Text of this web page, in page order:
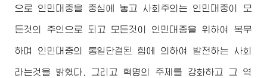
으로 인민대중을 중심에 놓고 사회주의는 인민대중이 모
든것의 주인으로 되고 모든것이 인민대중을 위하여 복무
하며 인민대중의 통일단결된 힘에 의하여 발전하는 사회
라는것을 밝혔다. 그리고 혁명의 주체를 강화하고 그 역